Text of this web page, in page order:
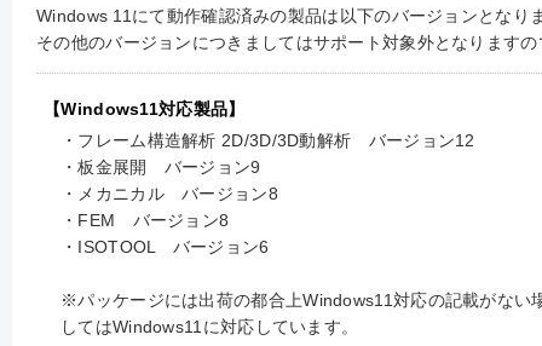
Windows 11にて動作確認済みの製品は以下のバージョンとなり
その他のバージョンにつきましてはサポート対象外となります
【Windows11対応製品】
・フレーム構造解析 2D/3D/3D動解析 バージョン12
・板金展開 バージョン9
・メカニカル バージョン8
・FEM バージョン8
・ISOTOOL バージョン6
※パッケージには出荷の都合上Windows11対応の記載がない
してはWindows11に対応しています。